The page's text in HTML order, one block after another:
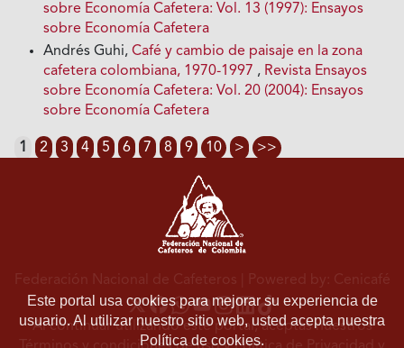
sobre Economía Cafetera: Vol. 13 (1997): Ensayos
sobre Economía Cafetera
Andrés Guhi,Café y cambio de paisaje en la zona
cafetera colombiana, 1970-1997 , Revista Ensayos
sobre Economía Cafetera: Vol. 20 (2004): Ensayos
sobre Economía Cafetera
1 2 3 4 5 6 7 8 9 10 > >>
Este portal usa cookies para mejorar su experiencia de
usuario. Al utilizar nuestro sitio web, usted acepta nuestra
Política de cookies.
Federación Nacional de Cafeteros | Powered by: Cenicafé
Al continuar utilizando este portal, aceptas nuestros